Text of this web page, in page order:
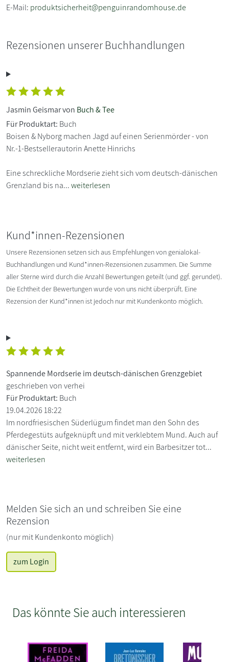
E-Mail: produktsicherheit@penguinrandomhouse.de
Rezensionen unserer Buchhandlungen
Jasmin Geismar von Buch & Tee
Für Produktart: Buch
Boisen & Nyborg machen Jagd auf einen Serienmörder - von
Nr.-1-Bestsellerautorin Anette Hinrichs
Eine schreckliche Mordserie zieht sich vom deutsch-dänischen
Grenzland bis na...weiterlesen
Kund*innen-Rezensionen
Unsere Rezensionen setzen sich aus Empfehlungen von genialokal-
Buchhandlungen und Kund*innen-Rezensionen zusammen. Die Summe
aller Sterne wird durch die Anzahl Bewertungen geteilt (und ggf. gerundet).
Die Echtheit der Bewertungen wurde von uns nicht überprüft. Eine
Rezension der Kund*innen ist jedoch nur mit Kundenkonto möglich.
Spannende Mordserie im deutsch-dänischen Grenzgebiet
geschrieben von verhei
Für Produktart: Buch
19.04.2026 18:22
Im nordfriesischen Süderlügum findet man den Sohn des
Pferdegestüts aufgeknüpft und mit verklebtem Mund. Auch auf
dänischer Seite, nicht weit entfernt, wird ein Barbesitzer tot...
weiterlesen
Melden Sie sich an und schreiben Sie eine
Rezension
(nur mit Kundenkonto möglich)
zum Login
Das könnte Sie auch interessieren